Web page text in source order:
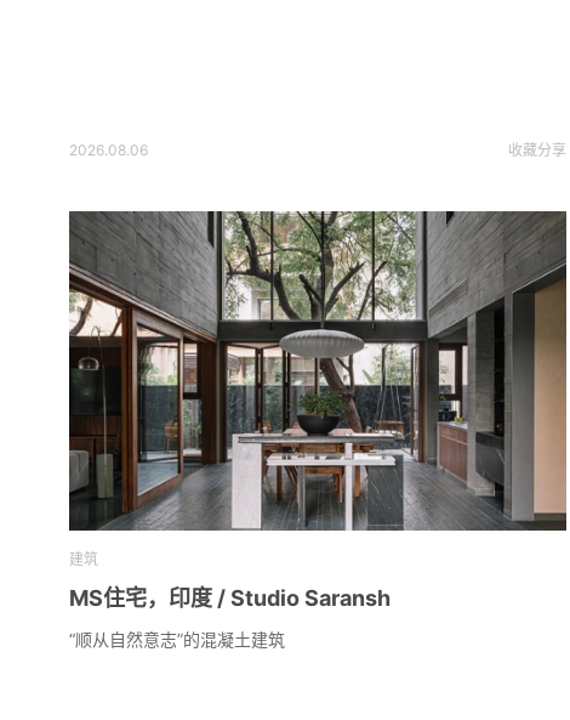
2026.08.06 收藏分享
建筑
MS住宅，印度 / Studio Saransh
“顺从自然意志”的混凝土建筑